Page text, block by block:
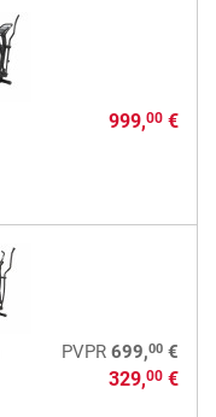
999,00€
PVPR 699,00€
329,00€